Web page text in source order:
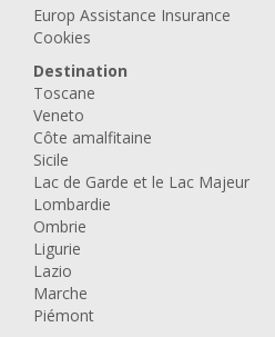
Europ Assistance Insurance
Cookies
Destination
Toscane
Veneto
Côte amalfitaine
Sicile
Lac de Garde et le Lac Majeur
Lombardie
Ombrie
Ligurie
Lazio
Marche
Piémont